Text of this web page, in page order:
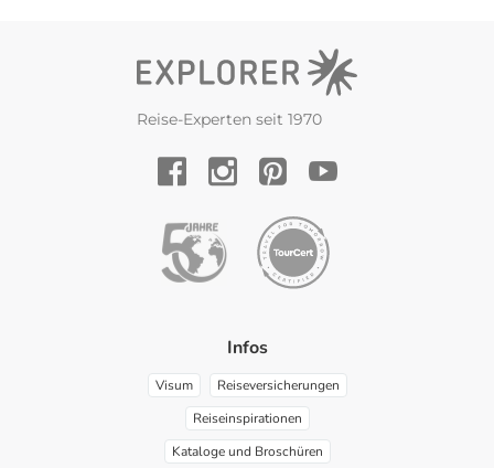
Reise-Experten seit 1970
Infos
Visum
Reiseversicherungen
Reiseinspirationen
Kataloge und Broschüren